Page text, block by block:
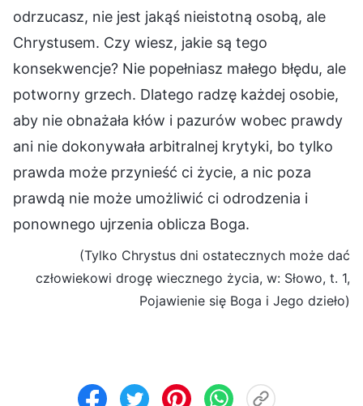
odrzucasz, nie jest jakąś nieistotną osobą, ale
Chrystusem. Czy wiesz, jakie są tego
konsekwencje? Nie popełniasz małego błędu, ale
potworny grzech. Dlatego radzę każdej osobie,
aby nie obnażała kłów i pazurów wobec prawdy
ani nie dokonywała arbitralnej krytyki, bo tylko
prawda może przynieść ci życie, a nic poza
prawdą nie może umożliwić ci odrodzenia i
ponownego ujrzenia oblicza Boga.
(Tylko Chrystus dni ostatecznych może dać
człowiekowi drogę wiecznego życia, w: Słowo, t. 1,
Pojawienie się Boga i Jego dzieło)